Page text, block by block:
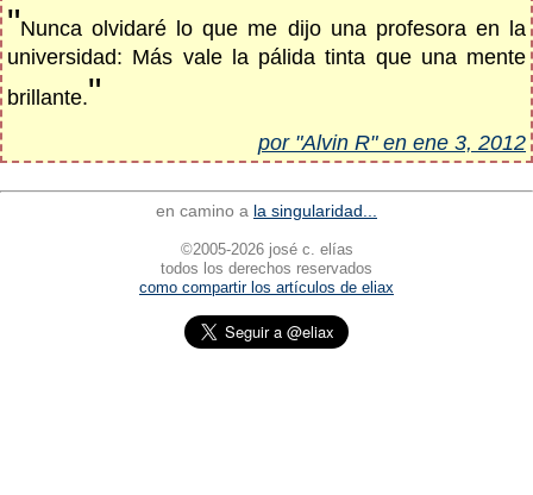
"Nunca olvidaré lo que me dijo una profesora en la
universidad: Más vale la pálida tinta que una mente
brillante."
por "Alvin R" en ene 3, 2012
en camino a la singularidad...
©2005-2026 josé c. elías
todos los derechos reservados
como compartir los artículos de eliax